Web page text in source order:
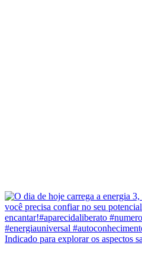
Indicado para explorar os aspectos